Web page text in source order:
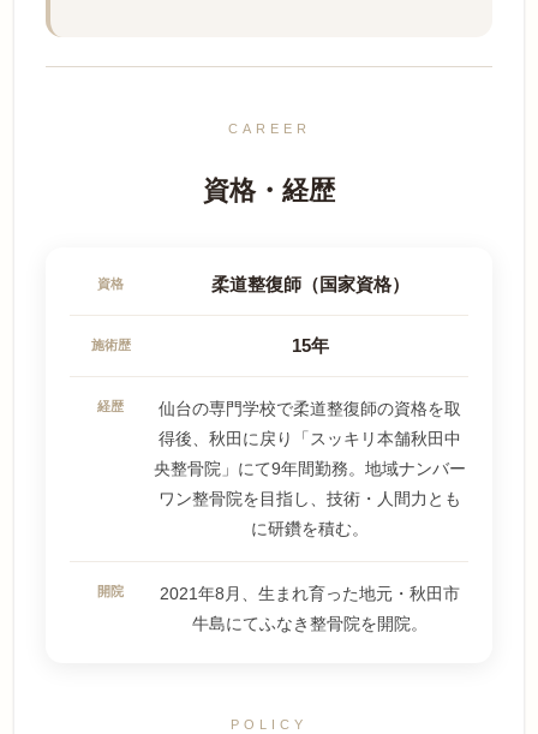
CAREER
資格・経歴
資格 柔道整復師（国家資格）
施術歴 15年
経歴
仙台の専門学校で柔道整復師の資格を取
得後、秋田に戻り「スッキリ本舗秋田中
央整骨院」にて9年間勤務。地域ナンバー
ワン整骨院を目指し、技術・人間力とも
に研鑽を積む。
開院
2021年8月、生まれ育った地元・秋田市
牛島にてふなき整骨院を開院。
POLICY